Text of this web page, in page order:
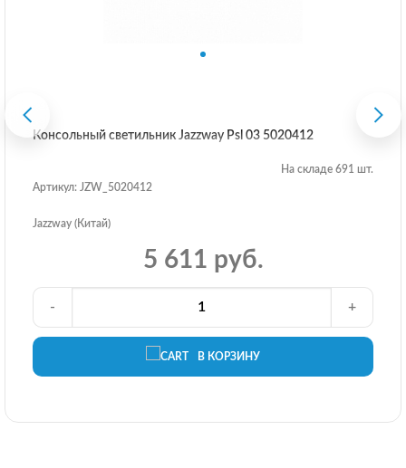
Консольный светильник Jazzway Psl 03 5020412
На складе 691 шт.
Артикул: JZW_5020412
Jazzway (Китай)
5 611 руб.
В КОРЗИНУ
- +